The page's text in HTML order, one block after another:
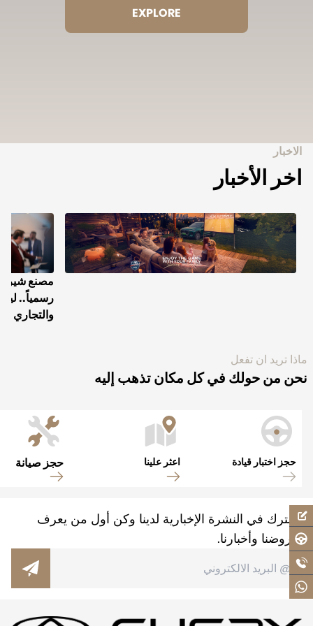
EXPLORE
الاخبار
اخر الأخبار
مصنع شيري
رسمياً..
والتجاري
ماذا تريد ان تفعل
نحن من حولك في كل مكان تذهب إليه
حجز اختبار قيادة اعثر علينا حجز صيانة
اشترك في النشرة الإخبارية لدينا وكن أول من يعرف
بعروضنا وأخبارنا.